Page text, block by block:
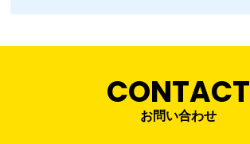
CONTACT
お問い合わせ